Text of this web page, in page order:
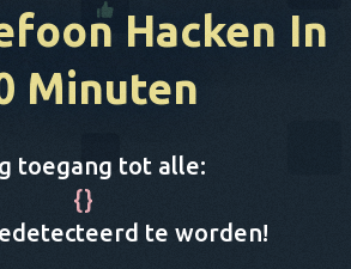
Hacken In
Minuten
toegang tot alle:
{}
te worden!